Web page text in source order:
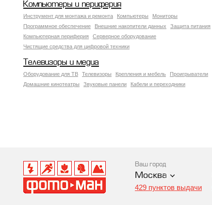
Компьютеры и периферия
Инструмент для монтажа и ремонта Компьютеры
Мониторы
Программное обеспечение
Внешние накопители данных
Защита питания
Компьютерная периферия
Серверное оборудование
Чистящие средства для цифровой техники
Телевизоры и медиа
Оборудование для ТВ Телевизоры Крепления и мебель
Проигрыватели
Домашние кинотеатры
Звуковые панели Кабели и переходники
Ваш город
Москва
429 пунктов выдачи